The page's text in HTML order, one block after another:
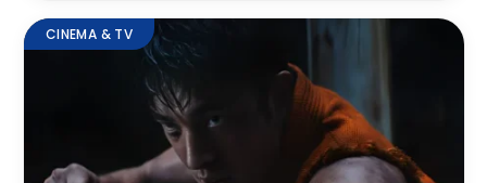
CINEMA & TV